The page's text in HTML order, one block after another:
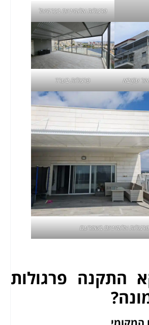
פרגולות אלומיניוםבכרמיאל
עקיבא פרגולות בערד
פרגולות אלומיניום בשפרעם
התקנה פרגולות